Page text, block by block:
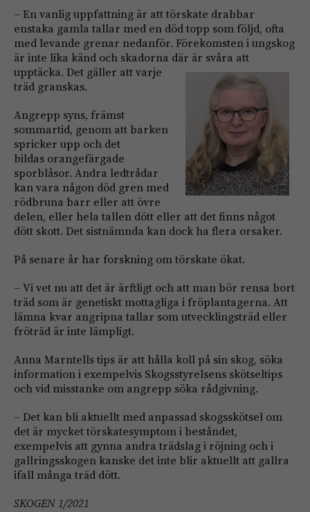
– En vanlig uppfattning är att törskate drabbar
enstaka gamla tallar med en död topp som följd, ofta
med levande grenar nedanför. Förekomsten i ungskog
är inte lika känd och skadorna där är svåra att
upptäcka. Det gäller att varje
träd granskas.
Angrepp syns, främst
sommartid, genom att barken
spricker upp och det
bildas orangefärgade
sporblåsor. Andra ledtrådar
kan vara någon död gren med
rödbruna barr eller att övre
delen, eller hela tallen dött eller att det finns något
dött skott. Det sistnämnda kan dock ha flera orsaker.
På senare år har forskning om törskate ökat.
– Vi vet nu att det är ärftligt och att man bör rensa bort
träd som är genetiskt mottagliga i fröplantagerna. Att
lämna kvar angripna tallar som utvecklingsträd eller
fröträd är inte lämpligt.
Anna Marntells tips är att hålla koll på sin skog, söka
information i exempelvis Skogsstyrelsens skötseltips
och vid misstanke om angrepp söka rådgivning.
– Det kan bli aktuellt med anpassad skogsskötsel om
det är mycket törskatesymptom i beståndet,
exempelvis att gynna andra trädslag i röjning och i
gallringsskogen kanske det inte blir aktuellt att gallra
ifall många träd dött.
SKOGEN 1/2021